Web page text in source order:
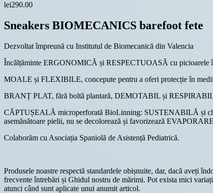
lei290.00
Sneakers BIOMECANICS barefoot fete
Dezvoltat împreună cu Institutul de Biomecanică din Valencia
Încălțăminte ERGONOMICĂ și RESPECTUOASĂ cu picioarele
MOALE și FLEXIBILE, concepute pentru a oferi protecție în
BRANȚ PLAT, fără boltă plantară, DEMOTABIL și RESPIRABIL
CĂPTUȘEALĂ microperforată BioLinning: SUSTENABILĂ și
asemănătoare pielii, nu se decolorează și favorizează
Colaborăm cu Asociația Spaniolă de Asistență Pediatrică.
Produsele noastre respectă standardele obișnuite, dar, dacă aveți
frecvente întrebări și Ghidul nostru de mărimi. Pot exista mici
atunci când sunt aplicate unui anumit articol.